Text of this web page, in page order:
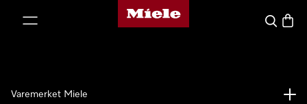
Mieles hjemmeside
Søk
Varemerket Miele